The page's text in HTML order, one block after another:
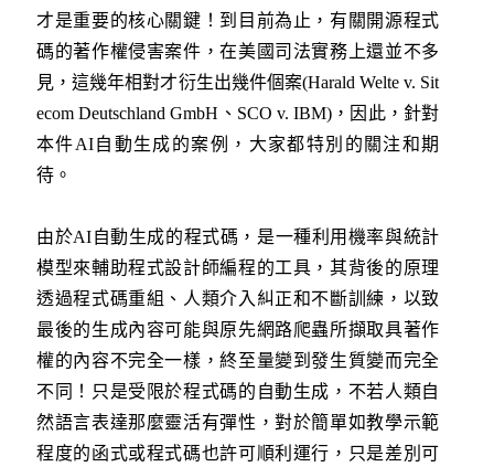
才是重要的核心關鍵！到目前為止，有關開源程式
碼的著作權侵害案件，在美國司法實務上還並不多
見，這幾年相對才衍生出幾件個案(Harald Welte v. Sit
ecom Deutschland GmbH、SCO v. IBM)，因此，針對
本件AI自動生成的案例，大家都特別的關注和期
待。
由於AI自動生成的程式碼，是一種利用機率與統計
模型來輔助程式設計師編程的工具，其背後的原理
透過程式碼重組、人類介入糾正和不斷訓練，以致
最後的生成內容可能與原先網路爬蟲所擷取具著作
權的內容不完全一樣，終至量變到發生質變而完全
不同！只是受限於程式碼的自動生成，不若人類自
然語言表達那麼靈活有彈性，對於簡單如教學示範
程度的函式或程式碼也許可順利運行，只是差別可